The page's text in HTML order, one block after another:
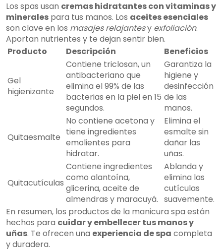
Los spas usan cremas hidratantes con vitaminas y
minerales para tus manos. Los aceites esenciales
son clave en los masajes relajantesy exfoliación.
Aportan nutrientes y te dejan sentir bien.
Producto
Descripción Beneficios
Gel
higienizante
Contiene triclosan, un
antibacteriano que
elimina el 99% de las
bacterias en la piel en 15
segundos.
Garantiza la
higiene y
desinfección
de las
manos.
Quitaesmalte
No contiene acetona y
tiene ingredientes
emolientes para
hidratar.
Elimina el
esmalte sin
dañar las
uñas.
Quitacutículas
Contiene ingredientes
como alantoína,
glicerina, aceite de
almendras y maracuyá.
Ablanda y
elimina las
cutículas
suavemente.
En resumen, los productos de la manicura spa están
hechos para cuidar y embellecer tus manos y
uñas. Te ofrecen una experiencia de spa completa
y duradera.